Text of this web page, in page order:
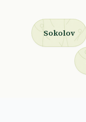
Sokolov